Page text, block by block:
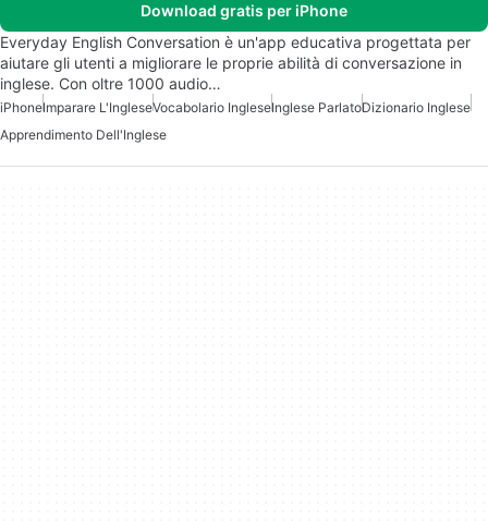
Download gratis per iPhone
Everyday English Conversation è un'app educativa progettata per
aiutare gli utenti a migliorare le proprie abilità di conversazione in
inglese. Con oltre 1000 audio…
iPhoneImparare L'IngleseVocabolario IngleseInglese ParlatoDizionario Inglese
Apprendimento Dell'Inglese